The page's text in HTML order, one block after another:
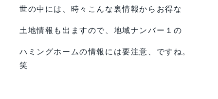
世の中には、時々こんな裏情報からお得な
土地情報も出ますので、地域ナンバー１の
ハミングホームの情報には要注意、ですね。
笑